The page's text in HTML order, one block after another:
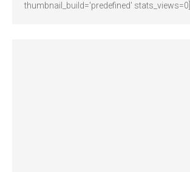
thumbnail_build='predefined' stats_views=0]